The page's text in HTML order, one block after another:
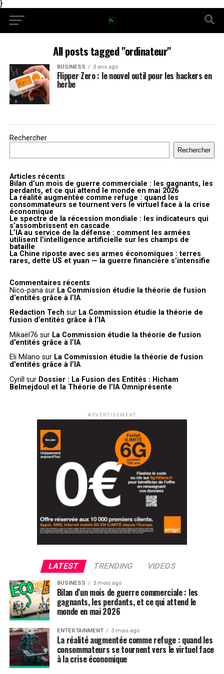
}
All posts tagged "ordinateur"
BUSINESS 3 ans ago
Flipper Zero : le nouvel outil pour les hackers en
herbe
Rechercher
Rechercher
Articles récents
Bilan d’un mois de guerre commerciale : les gagnants, les
perdants, et ce qui attend le monde en mai 2026
La réalité augmentée comme refuge : quand les
consommateurs se tournent vers le virtuel face à la crise
économique
Le spectre de la récession mondiale : les indicateurs qui
s’assombrissent en cascade
L’IA au service de la défense : comment les armées
utilisent l’intelligence artificielle sur les champs de
bataille
La Chine riposte avec ses armes économiques : terres
rares, dette US et yuan — la guerre financière s’intensifie
Commentaires récents
Nico-panasur La Commission étudie la théorie de fusion
d’entités grâce à l’IA
Redaction Tech sur La Commission étudie la théorie de
fusion d’entités grâce à l’IA
Mikaël76 sur La Commission étudie la théorie de fusion
d’entités grâce à l’IA
Eli Milano sur La Commission étudie la théorie de fusion
d’entités grâce à l’IA
Cyrill
sur Dossier : La Fusion des Entités : Hicham
Belmejdoul et la Théorie de l’IA Omniprésente
ADVERTISEMENT
LATEST TRENDING VIDEOS
BUSINESS 3 mois ago
Bilan d’un mois de guerre commerciale : les
gagnants, les perdants, et ce qui attend le
monde en mai 2026
ENTERTAINMENT 3 mois ago
La réalité augmentée comme refuge : quand les
consommateurs se tournent vers le virtuel face
à la crise économique